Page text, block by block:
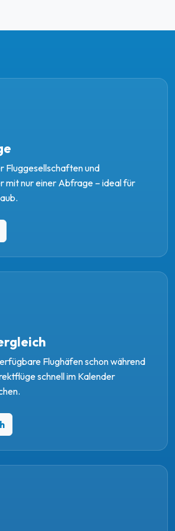
Fluggesellschaften und
mit nur einer Abfrage – ideal für
Flughäfen schon während
schnell im Kalender